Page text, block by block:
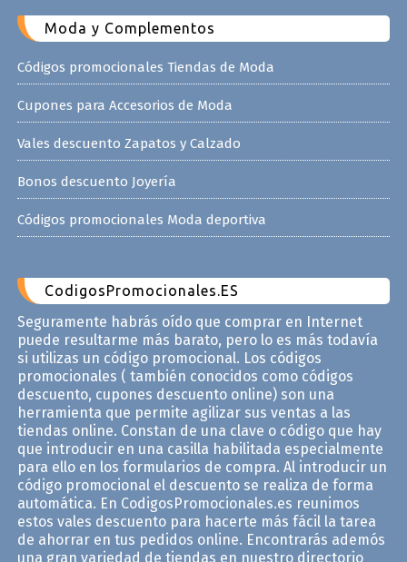
Moda y Complementos
Códigos promocionales Tiendas de Moda
Cupones para Accesorios de Moda
Vales descuento Zapatos y Calzado
Bonos descuento Joyería
Códigos promocionales Moda deportiva
CodigosPromocionales.ES
Seguramente habrás oído que comprar en Internet
puede resultarme más barato, pero lo es más todavía
si utilizas un código promocional. Los códigos
promocionales ( también conocidos como códigos
descuento, cupones descuento online) son una
herramienta que permite agilizar sus ventas a las
tiendas online. Constan de una clave o código que hay
que introducir en una casilla habilitada especialmente
para ello en los formularios de compra. Al introducir un
código promocional el descuento se realiza de forma
automática. En CodigosPromocionales.es reunimos
estos vales descuento para hacerte más fácil la tarea
de ahorrar en tus pedidos online. Encontrarás ademós
una gran variedad de tiendas en nuestro directorio